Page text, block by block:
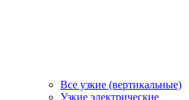
Все узкие (вертикальные)
Узкие электрические